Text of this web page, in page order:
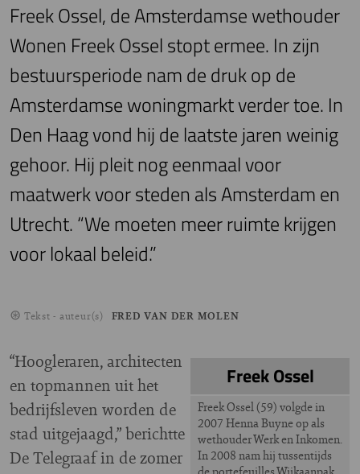
Freek Ossel, de Amsterdamse wethouder
Wonen Freek Ossel stopt ermee. In zijn
bestuursperiode nam de druk op de
Amsterdamse woningmarkt verder toe. In
Den Haag vond hij de laatste jaren weinig
gehoor. Hij pleit nog eenmaal voor
maatwerk voor steden als Amsterdam en
Utrecht. “We moeten meer ruimte krijgen
voor lokaal beleid.”
Tekst - auteur(s) FRED VAN DER MOLEN
Freek Ossel
Freek Ossel (59) volgde in
2007 Henna Buyne op als
wethouder Werk en Inkomen.
In 2008 nam hij tussentijds
“Hoogleraren, architecten
en topmannen uit het
bedrijfsleven worden de
stad uitgejaagd,” berichtte
De Telegraaf in de zomer